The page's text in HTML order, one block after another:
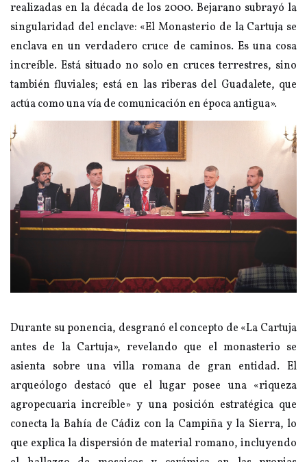
realizadas en la década de los 2000. Bejarano subrayó la
singularidad del enclave: «El Monasterio de la Cartuja se
enclava en un verdadero cruce de caminos. Es una cosa
increíble. Está situado no solo en cruces terrestres, sino
también fluviales; está en las riberas del Guadalete, que
actúa como una vía de comunicación en época antigua».
Durante su ponencia, desgranó el concepto de «La Cartuja
antes de la Cartuja», revelando que el monasterio se
asienta sobre una villa romana de gran entidad. El
arqueólogo destacó que el lugar posee una «riqueza
agropecuaria increíble» y una posición estratégica que
conecta la Bahía de Cádiz con la Campiña y la Sierra, lo
que explica la dispersión de material romano, incluyendo